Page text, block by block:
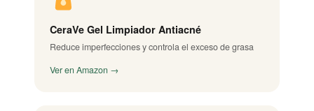
CeraVe Gel Limpiador Antiacné
Reduce imperfecciones y controla el exceso de grasa
Ver en Amazon →